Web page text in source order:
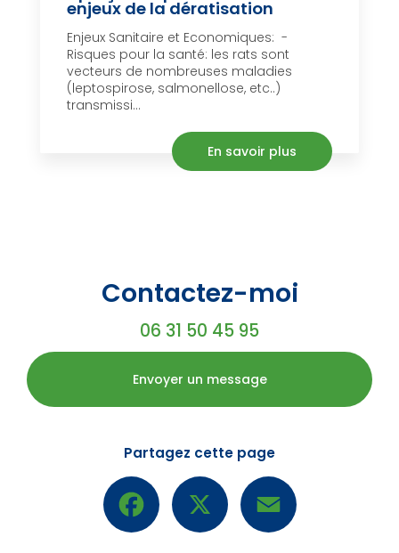
enjeux de la dératisation
Enjeux Sanitaire et Economiques: -
Risques pour la santé: les rats sont
vecteurs de nombreuses maladies
(leptospirose, salmonellose, etc..)
transmissi...
En savoir plus
Contactez-moi
06 31 50 45 95
Envoyer un message
Partagez cette page
Facebook